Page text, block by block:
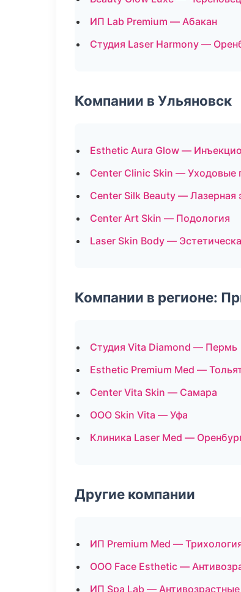
ИП Lab Premium — Абакан
Студия Laser Harmony —
Компании в Ульяновск
Esthetic Aura Glow —
Center Clinic Skin — Уходовые
Center Silk Beauty —
Center Art Skin — Подология
Laser Skin Body —
Компании в регионе:
Студия Vita Diamond — Пермь
Esthetic Premium Med —
Center Vita Skin — Самара
ООО Skin Vita — Уфа
Клиника Laser Med —
Другие компании
ИП Premium Med —
ООО Face Esthetic —
ИП Spa Lab —